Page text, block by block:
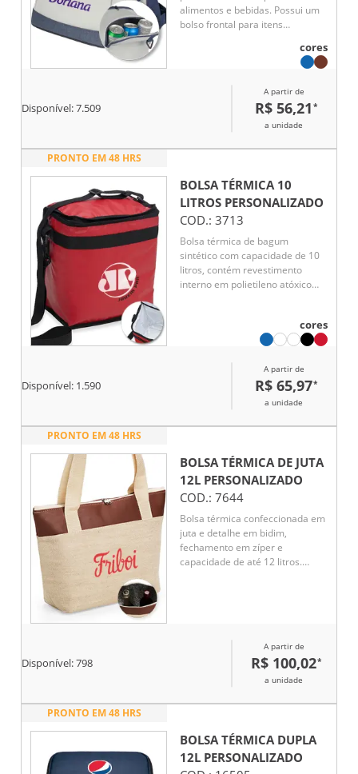
alimentos e bebidas. Possui um
bolso frontal para itens
chaves, oferecendo praticidade.
acesso ao que você precisa. A
alça ajustável garante conforto
no transporte, enquanto a parte
resistência e facilidade de
e passeios.
cores
Disponível:7.509
A partir de
R$ 56,21 *
a unidade
PRONTO EM 48 HRS
BOLSA TÉRMICA 10
LITROS PERSONALIZADO
COD.: 3713
Bolsa térmica de bagum
sintético com capacidade de 10
litros, contém revestimento
interno em polietileno atóxico
cores
Disponível: 1.590
A partir de
R$ 65,97*
a unidade
PRONTO EM 48 HRS
BOLSA TÉRMICA DE JUTA
12L PERSONALIZADO
COD.: 7644
Bolsa térmica confeccionada em
juta e detalhe em bidim,
fechamento em zíper e
capacidade de até 12 litros.
Disponível:798
A partir de
R$ 100,02*
a unidade
PRONTO EM 48 HRS
BOLSA TÉRMICA DUPLA
12L PERSONALIZADO